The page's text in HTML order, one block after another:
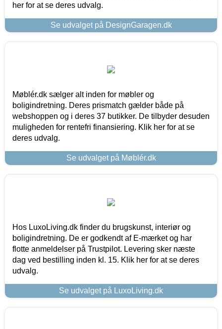
her for at se deres udvalg.
Se udvalget på DesignGaragen.dk
Møblér.dk sælger alt inden for møbler og
boligindretning. Deres prismatch gælder både på
webshoppen og i deres 37 butikker. De tilbyder desuden
muligheden for rentefri finansiering. Klik her for at se
deres udvalg.
Se udvalget på Møblér.dk
Hos LuxoLiving.dk finder du brugskunst, interiør og
boligindretning. De er godkendt af E-mærket og har
flotte anmeldelser på Trustpilot. Levering sker næste
dag ved bestilling inden kl. 15. Klik her for at se deres
udvalg.
Se udvalget på LuxoLiving.dk